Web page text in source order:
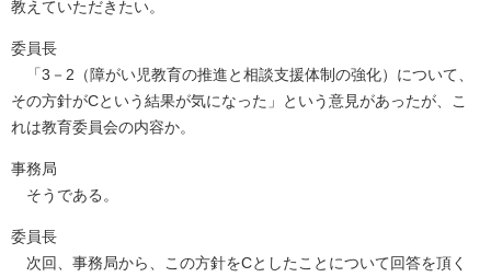
教えていただきたい。
委員長
「3－2（障がい児教育の推進と相談支援体制の強化）について、
その方針がCという結果が気になった」という意見があったが、こ
れは教育委員会の内容か。
事務局
そうである。
委員長
次回、事務局から、この方針をCとしたことについて回答を頂く